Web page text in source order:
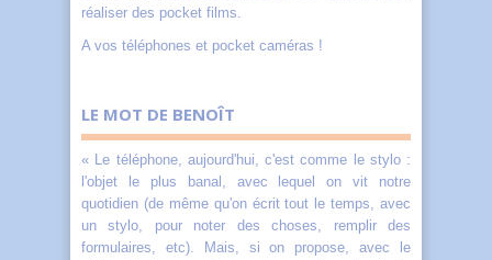
réaliser des pocket films.
A vos téléphones et pocket caméras !
LE MOT DE BENOÎT
« Le téléphone, aujourd'hui, c'est comme le stylo :
l'objet le plus banal, avec lequel on vit notre
quotidien (de même qu'on écrit tout le temps, avec
un stylo, pour noter des choses, remplir des
formulaires, etc). Mais, si on propose, avec le